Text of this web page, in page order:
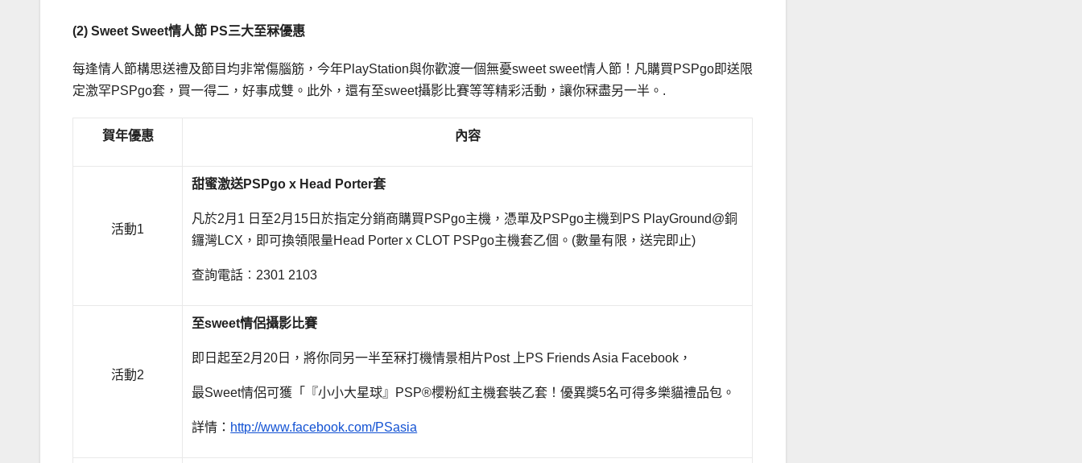
(2) Sweet Sweet情人節 PS三大至冧優惠
每逢情人節構思送禮及節目均非常傷腦筋，今年PlayStation與你歡渡一個無憂sweet sweet情人節！凡購買PSPgo即送限
定激罕PSPgo套，買一得二，好事成雙。此外，還有至sweet攝影比賽等等精彩活動，讓你冧盡另一半。.
賀年優惠 內容
活動1
甜蜜激送PSPgo x Head Porter套
凡於2月1 日至2月15日於指定分銷商購買PSPgo主機，憑單及PSPgo主機到PS PlayGround@銅
鑼灣LCX，即可換領限量Head Porter x CLOT PSPgo主機套乙個。(數量有限，送完即止)
查詢電話︰2301 2103
活動2
至sweet情侶攝影比賽
即日起至2月20日，將你同另一半至冧打機情景相片Post 上PS Friends Asia Facebook，
最Sweet情侶可獲「『小小大星球』PSP®櫻粉紅主機套裝乙套！優異獎5名可得多樂貓禮品包。
詳情： http://www.facebook.com/PSasia